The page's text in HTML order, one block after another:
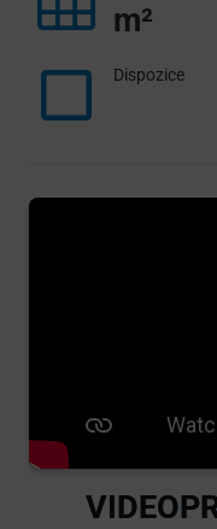
m²
Dispozice